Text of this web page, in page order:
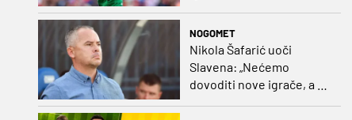
NOGOMET
Nikola Šafarić uoči
Slavena: „Nećemo
dovoditi nove igrače, a o